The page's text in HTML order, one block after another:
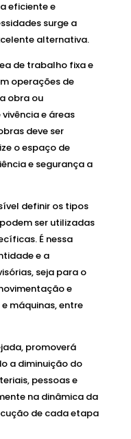
eficiente e
surge a
alternativa.
de trabalho fixa e
operações de
obra ou
e áreas
deve ser
o espaço de
e segurança a
definir os tipos
ser utilizadas
É nessa
e a
seja para o
e
máquinas, entre
promoverá
a diminuição do
pessoas e
na dinâmica da
de cada etapa